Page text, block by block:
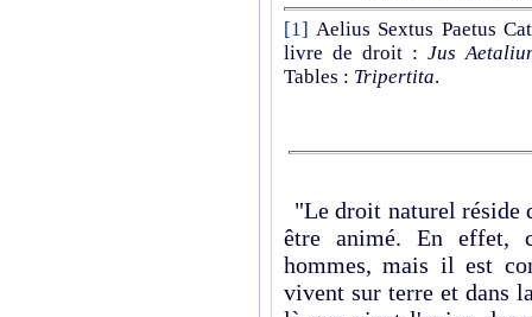
[1] Aelius Sextus Paetus
livre de droit : Jus
Tables : Tripertita.
"Le droit naturel réside
être animé. En effet,
hommes, mais il est
vivent sur terre et dans